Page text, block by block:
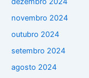
novembro 2024
outubro 2024
setembro 2024
agosto 2024